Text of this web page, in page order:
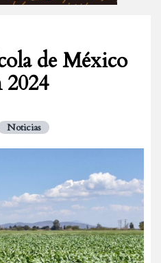
de México
2024
Noticias